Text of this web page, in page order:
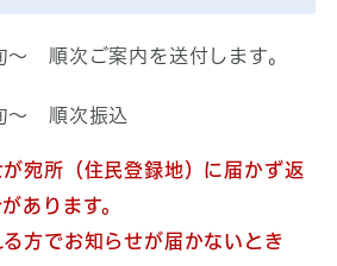
～ 順次ご案内を送付します。
～ 順次振込
宛所（住民登録地）に届かず返
あります。
方でお知らせが届かないとき